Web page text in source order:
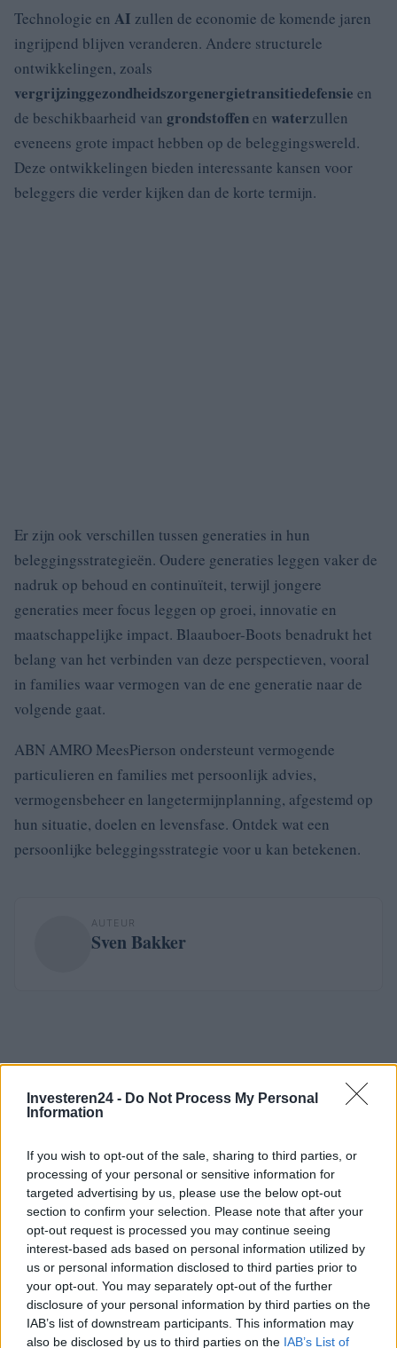
Investeren24 - Do Not Process My Personal
Information
If you wish to opt-out of the sale, sharing to third parties, or
processing of your personal or sensitive information for
targeted advertising by us, please use the below opt-out
section to confirm your selection. Please note that after your
opt-out request is processed you may continue seeing
interest-based ads based on personal information utilized by
us or personal information disclosed to third parties prior to
your opt-out. You may separately opt-out of the further
disclosure of your personal information by third parties on the
IAB’s list of downstream participants. This information may
also be disclosed by us to third parties on the IAB’s List of
Technologie en AI zullen de economie de komende jaren
ingrijpend blijven veranderen. Andere structurele
ontwikkelingen, zoals
vergrijzinggezondheidszorgenergietransitiedefensie en
de beschikbaarheid van grondstoffenen waterzullen
eveneens grote impact hebben op de beleggingswereld.
Deze ontwikkelingen bieden interessante kansen voor
beleggers die verder kijken dan de korte termijn.
Er zijn ook verschillen tussen generaties in hun
beleggingsstrategieën. Oudere generaties leggen vaker de
nadruk op behoud en continuïteit, terwijl jongere
generaties meer focus leggen op groei, innovatie en
maatschappelijke impact. Blaauboer-Boots benadrukt het
belang van het verbinden van deze perspectieven, vooral
in families waar vermogen van de ene generatie naar de
volgende gaat.
ABN AMRO MeesPierson ondersteunt vermogende
particulieren en families met persoonlijk advies,
vermogensbeheer en langetermijnplanning, afgestemd op
hun situatie, doelen en levensfase. Ontdek wat een
persoonlijke beleggingsstrategie voor u kan betekenen.
AUTEUR
Sven Bakker